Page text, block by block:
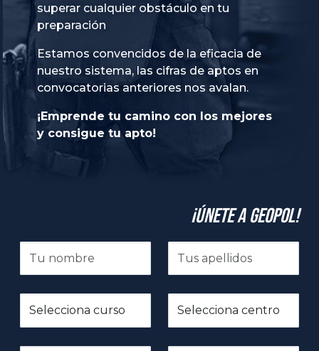
superar cualquier obstáculo en tu
preparación
Estamos convencidos de la eficacia de
nuestro sistema, las cifras de aptos en
convocatorias anteriores nos avalan.
¡Emprende tu camino con los mejores
y consigue tu apto!
¡Únete a GeoPol!